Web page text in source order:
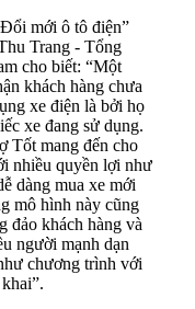
mới ô tô điện”
Trang - Tổng
cho biết: “Một
khách hàng chưa
xe điện là bởi họ
xe đang sử dụng.
Tốt mang đến cho
nhiều quyền lợi như
dàng mua xe mới
mô hình này cũng
đảo khách hàng và
người mạnh dạn
chương trình với